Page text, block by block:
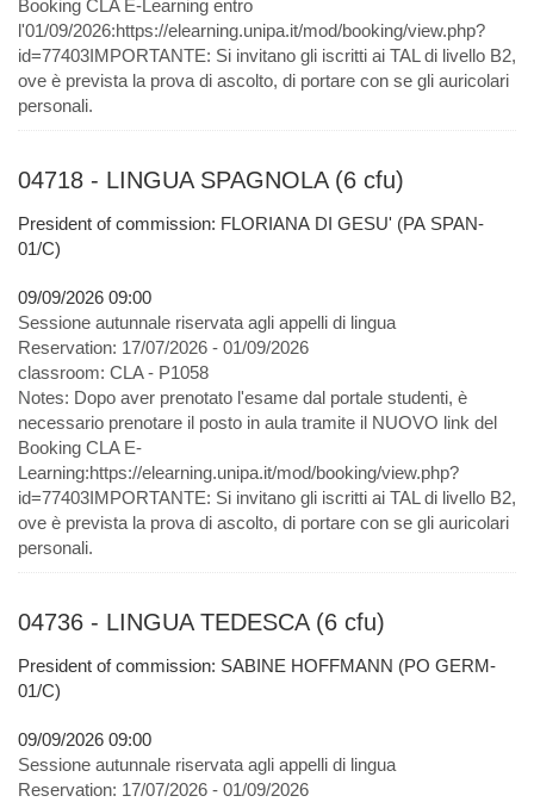
Booking CLA E-Learning entro
l'01/09/2026:https://elearning.unipa.it/mod/booking/view.php?
id=77403IMPORTANTE: Si invitano gli iscritti ai TAL di livello B2,
ove è prevista la prova di ascolto, di portare con se gli auricolari
personali.
04718 - LINGUA SPAGNOLA (6 cfu)
President of commission: FLORIANA DI GESU' (PA SPAN-
01/C)
09/09/2026 09:00
Sessione autunnale riservata agli appelli di lingua
Reservation: 17/07/2026 - 01/09/2026
classroom: CLA - P1058
Notes: Dopo aver prenotato l'esame dal portale studenti, è
necessario prenotare il posto in aula tramite il NUOVO link del
Booking CLA E-
Learning:https://elearning.unipa.it/mod/booking/view.php?
id=77403IMPORTANTE: Si invitano gli iscritti ai TAL di livello B2,
ove è prevista la prova di ascolto, di portare con se gli auricolari
personali.
04736 - LINGUA TEDESCA (6 cfu)
President of commission: SABINE HOFFMANN (PO GERM-
01/C)
09/09/2026 09:00
Sessione autunnale riservata agli appelli di lingua
Reservation: 17/07/2026 - 01/09/2026